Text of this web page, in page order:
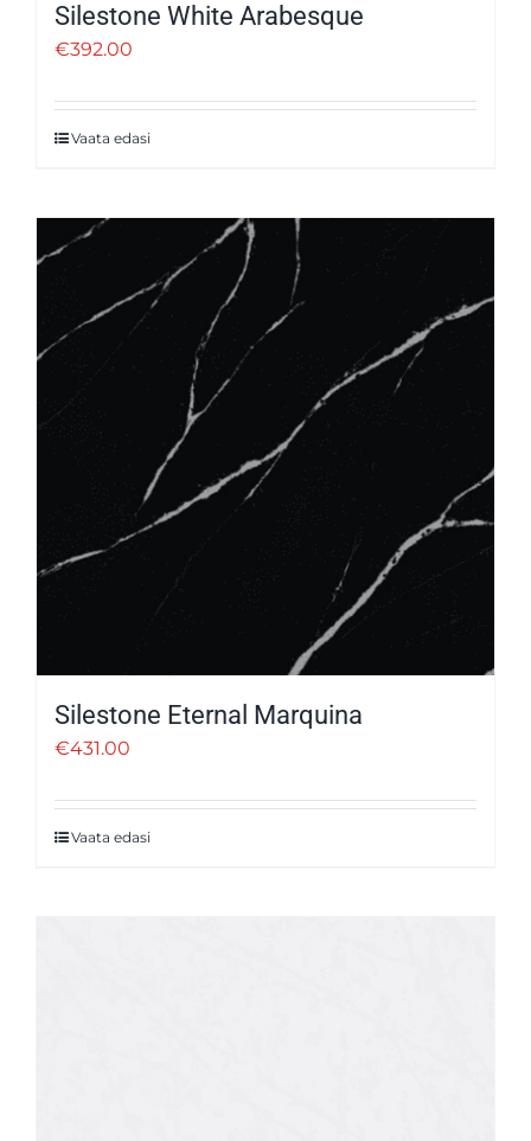
Silestone White Arabesque
€392.00
Vaata edasi
Silestone Eternal Marquina
€431.00
Vaata edasi